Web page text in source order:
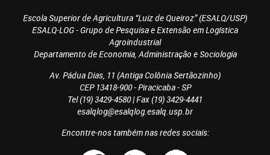
Escola Superior de Agricultura “Luiz de Queiroz” (ESALQ/USP)
ESALQ-LOG - Grupo de Pesquisa e Extensão em Logística
Agroindustrial
Departamento de Economia, Administração e Sociologia
Av. Pádua Dias, 11 (Antiga Colônia Sertãozinho)
CEP 13418-900 - Piracicaba - SP
Tel (19) 3429-4580 | Fax (19) 3429-4441
esalqlog@esalqlog.esalq.usp.br
Encontre-nos também nas redes sociais: